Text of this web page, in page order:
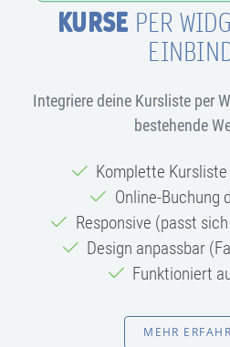
KURSE PER
Integriere deine Kursliste per
bestehende
Komplette
Online-Buchung
Responsive (passt
Design anpassbar
Funktioniert
MEHR